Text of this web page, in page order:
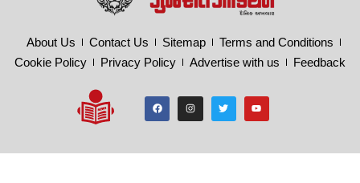
About Us Contact Us Sitemap
Terms and Conditions
Cookie Policy
Privacy Policy Advertise with us Feedback